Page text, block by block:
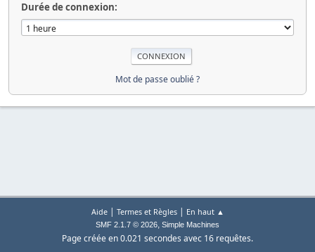
Durée de connexion:
Mot de passe oublié ?
Aide| Termes et Règles| En haut ▲
SMF 2.1.7 © 2026, Simple Machines
Page créée en 0.021 secondes avec 16 requêtes.